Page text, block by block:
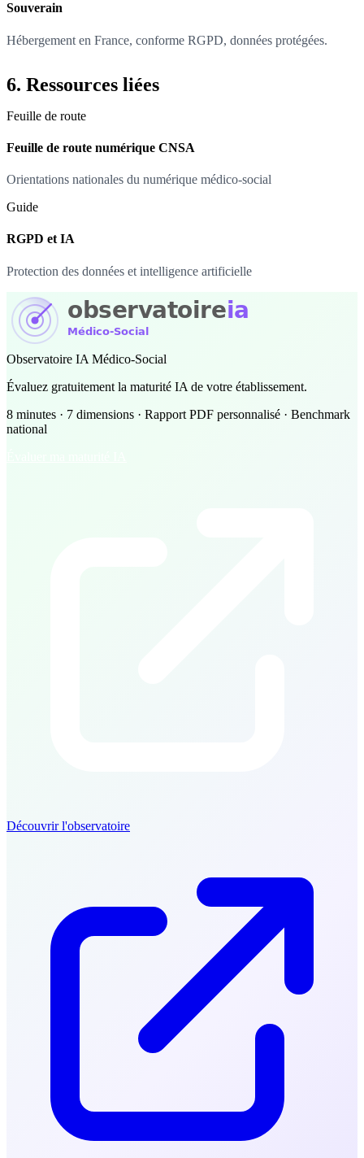
Souverain
Hébergement en France, conforme RGPD, données protégées.
6. Ressources liées
Feuille de route
Feuille de route numérique CNSA
Orientations nationales du numérique médico-social
Guide
RGPD et IA
Protection des données et intelligence artificielle
Observatoire IA Médico-Social
Évaluez gratuitement la maturité IA de votre établissement.
8 minutes · 7 dimensions · Rapport PDF personnalisé · Benchmark
national
Découvrir l'observatoire